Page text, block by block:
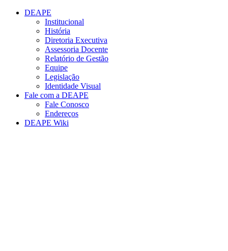
Conteúdo principal
DEAPE
Institucional
História
Diretoria Executiva
Assessoria Docente
Relatório de Gestão
Equipe
Legislação
Identidade Visual
Fale com a DEAPE
Fale Conosco
Endereços
DEAPE Wiki